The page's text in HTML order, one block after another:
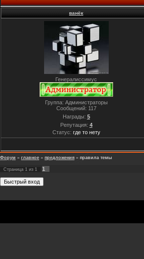
ванёк
Генералиссимус
Группа: Администраторы
Сообщений: 117
Награды: 5
Репутация: 4
Статус: где то нету
Форум » главное » предложения » правила темы
Страница 1 из 1
1